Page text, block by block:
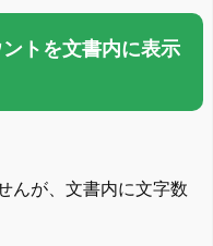
トを文書内に表示
んが、文書内に文字数